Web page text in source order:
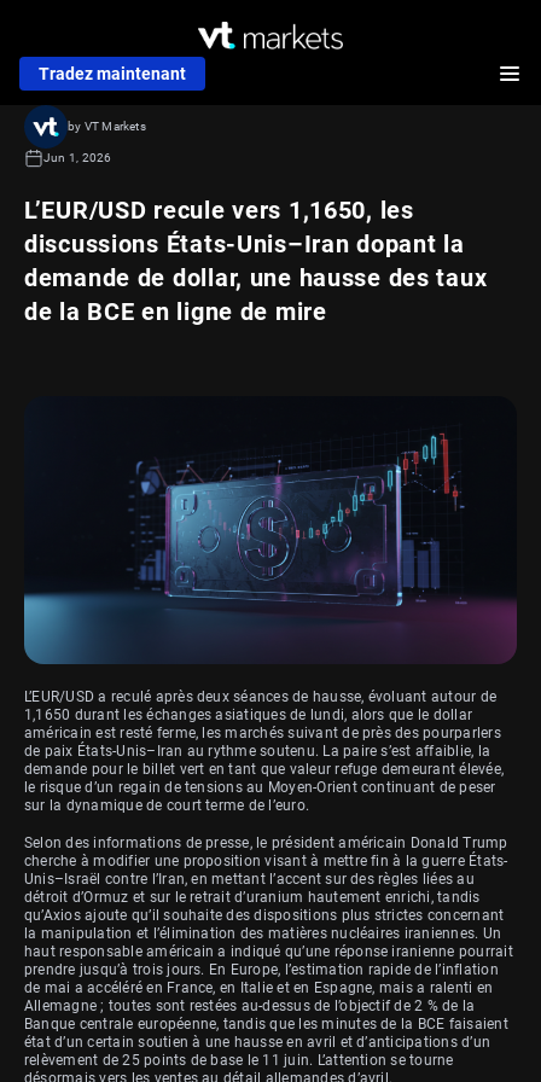
Tradez maintenant
L’EUR/USD recule vers 1,1650, les
discussions États-Unis–Iran dopant la
demande de dollar, une hausse des taux
de la BCE en ligne de mire
by VT Markets
Jun 1, 2026
L’EUR/USD a reculé après deux séances de hausse, évoluant autour de
1,1650 durant les échanges asiatiques de lundi, alors que le dollar
américain est resté ferme, les marchés suivant de près des pourparlers
de paix États-Unis–Iran au rythme soutenu. La paire s’est affaiblie, la
demande pour le billet vert en tant que valeur refuge demeurant élevée,
le risque d’un regain de tensions au Moyen-Orient continuant de peser
sur la dynamique de court terme de l’euro.
Selon des informations de presse, le président américain Donald Trump
cherche à modifier une proposition visant à mettre fin à la guerre États-
Unis–Israël contre l’Iran, en mettant l’accent sur des règles liées au
détroit d’Ormuz et sur le retrait d’uranium hautement enrichi, tandis
qu’Axios ajoute qu’il souhaite des dispositions plus strictes concernant
la manipulation et l’élimination des matières nucléaires iraniennes. Un
haut responsable américain a indiqué qu’une réponse iranienne pourrait
prendre jusqu’à trois jours. En Europe, l’estimation rapide de l’inflation
de mai a accéléré en France, en Italie et en Espagne, mais a ralenti en
Allemagne ; toutes sont restées au-dessus de l’objectif de 2 % de la
Banque centrale européenne, tandis que les minutes de la BCE faisaient
état d’un certain soutien à une hausse en avril et d’anticipations d’un
relèvement de 25 points de base le 11 juin. L’attention se tourne